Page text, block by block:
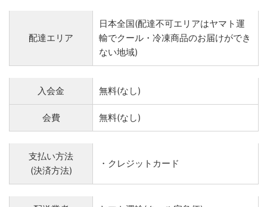
配達エリア
日本全国(配達不可エリアはヤマト運
輸でクール・冷凍商品のお届けができ
ない地域)
入会金 無料(なし)
会費 無料(なし)
支払い方法
(決済方法)
・クレジットカード